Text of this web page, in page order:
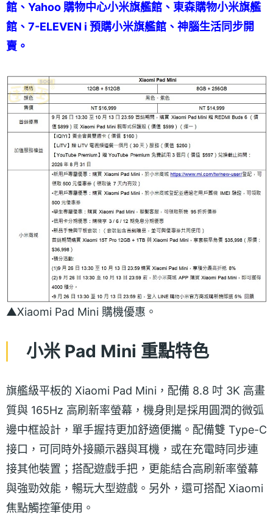
館、Yahoo 購物中心小米旗艦館、東森購物小米旗艦
館、7-ELEVEN i 預購小米旗艦館、神腦生活同步開
賣。
▲Xiaomi Pad Mini​ 購機優惠。
小米 Pad Mini 重點特色
旗艦級平板的 Xiaomi Pad Mini，配備 8.8 吋 3K 高畫
質與 165Hz 高刷新率螢幕，機身則是採用圓潤的微弧
邊中框設計，單手握持更加舒適便攜。配備雙 Type-C
接口，可同時外接顯示器與耳機，或在充電時同步連
接其他裝置；搭配遊戲手把，更能結合高刷新率螢幕
與強勁效能，暢玩大型遊戲。另外，還可搭配 Xiaomi
焦點觸控筆使用。